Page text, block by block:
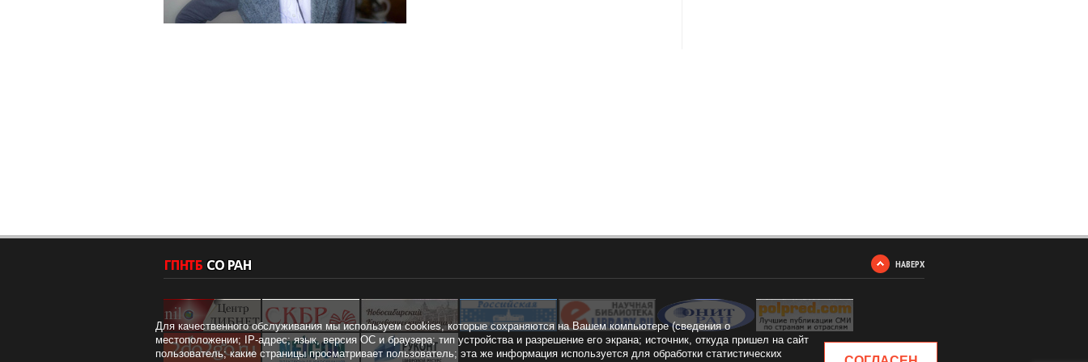
НАВЕРХ
Для качественного обслуживания мы используем cookies, которые сохраняются на Вашем компьютере (сведения о
местоположении; IP-адрес; язык, версия ОС и браузера; тип устройства и разрешение его экрана; источник, откуда пришел на сайт
пользователь; какие страницы просматривает пользователь; эта же информация используется для обработки статистических